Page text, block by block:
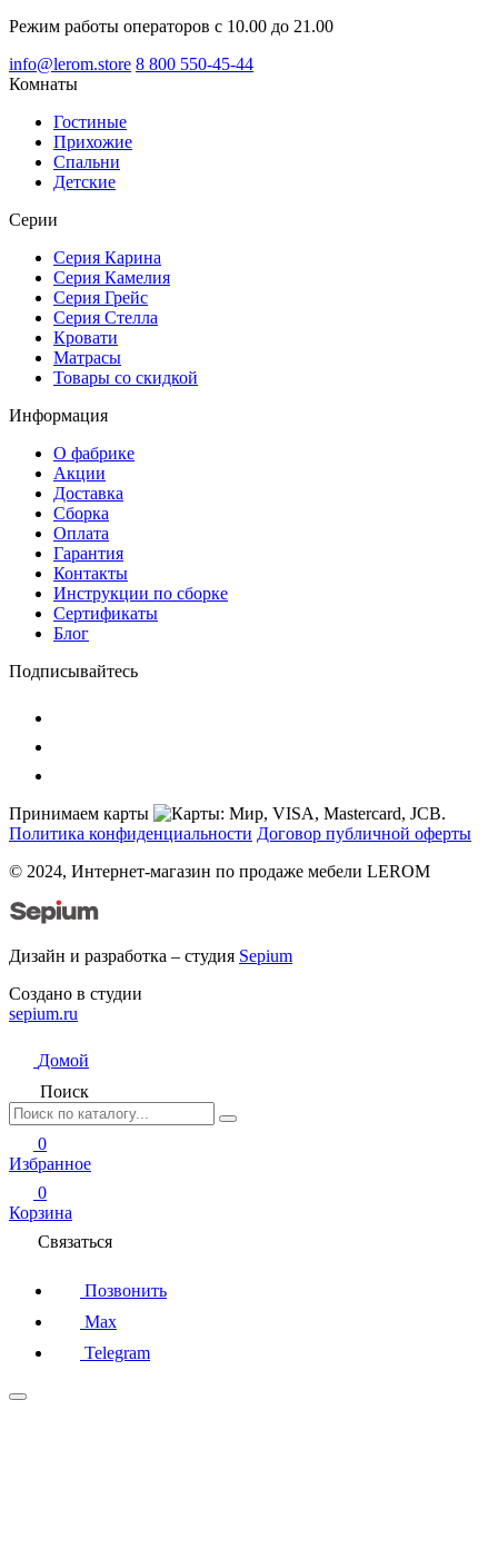
Режим работы операторов с 10.00 до 21.00
info@lerom.store 8 800 550-45-44
Комнаты
Гостиные
Прихожие
Спальни
Детские
Серии
Серия Карина
Серия Камелия
Серия Грейс
Серия Стелла
Кровати
Матрасы
Товары со скидкой
Информация
О фабрике
Акции
Доставка
Сборка
Оплата
Гарантия
Контакты
Инструкции по сборке
Сертификаты
Блог
Подписывайтесь
Принимаем карты
Политика конфиденциальности Договор публичной оферты
© 2024, Интернет-магазин по продаже мебели LEROM
Дизайн и разработка – студия Sepium
Создано в студии
sepium.ru
Домой
Поиск
0
Избранное
0
Корзина
Связаться
Позвонить
Max
Telegram